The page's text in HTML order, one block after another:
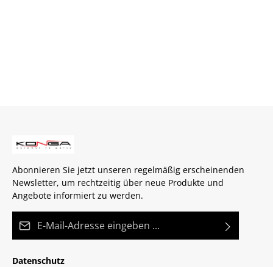
Abonnieren Sie jetzt unseren regelmäßig erscheinenden
Newsletter, um rechtzeitig über neue Produkte und
Angebote informiert zu werden.
Datenschutz